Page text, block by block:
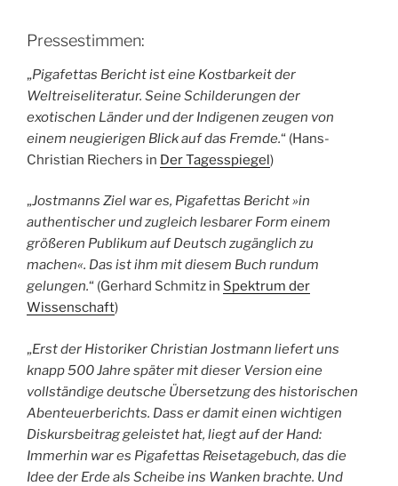
Pressestimmen:
„Pigafettas Bericht ist eine Kostbarkeit der
Weltreiseliteratur. Seine Schilderungen der
exotischen Länder und der Indigenen zeugen von
einem neugierigen Blick auf das Fremde.“ (Hans-
Christian Riechers in Der Tagesspiegel)
„Jostmanns Ziel war es, Pigafettas Bericht »in
authentischer und zugleich lesbarer Form einem
größeren Publikum auf Deutsch zugänglich zu
machen«. Das ist ihm mit diesem Buch rundum
gelungen.“ (Gerhard Schmitz in Spektrum der
Wissenschaft)
„Erst der Historiker Christian Jostmann liefert uns
knapp 500 Jahre später mit dieser Version eine
vollständige deutsche Übersetzung des historischen
Abenteuerberichts. Dass er damit einen wichtigen
Diskursbeitrag geleistet hat, liegt auf der Hand:
Immerhin war es Pigafettas Reisetagebuch, das die
Idee der Erde als Scheibe ins Wanken brachte. Und